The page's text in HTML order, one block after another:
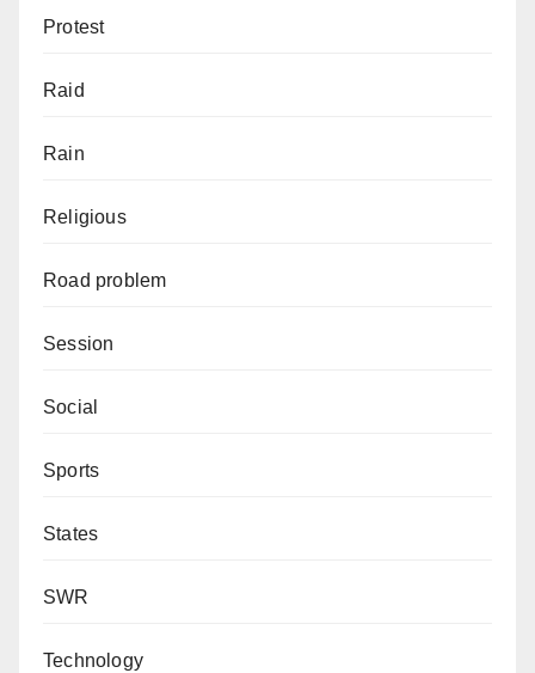
Protest
Raid
Rain
Religious
Road problem
Session
Social
Sports
States
SWR
Technology